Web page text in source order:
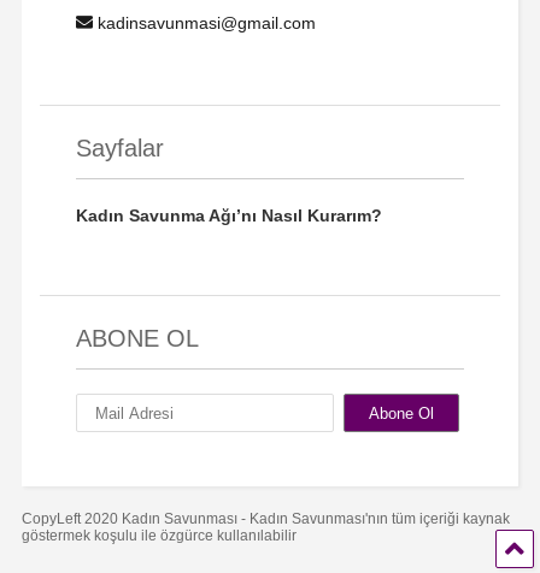
kadinsavunmasi@gmail.com
Sayfalar
Kadın Savunma Ağı’nı Nasıl Kurarım?
ABONE OL
CopyLeft 2020 Kadın Savunması - Kadın Savunması'nın tüm içeriği kaynak
göstermek koşulu ile özgürce kullanılabilir